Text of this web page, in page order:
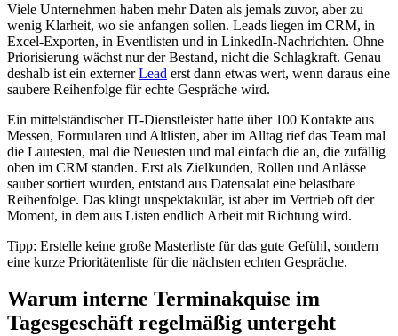
Viele Unternehmen haben mehr Daten als jemals zuvor, aber zu
wenig Klarheit, wo sie anfangen sollen. Leads liegen im CRM, in
Excel-Exporten, in Eventlisten und in LinkedIn-Nachrichten. Ohne
Priorisierung wächst nur der Bestand, nicht die Schlagkraft. Genau
deshalb ist ein externerLead erst dann etwas wert, wenn daraus eine
saubere Reihenfolge für echte Gespräche wird.
Ein mittelständischer IT-Dienstleister hatte über 100 Kontakte aus
Messen, Formularen und Altlisten, aber im Alltag rief das Team mal
die Lautesten, mal die Neuesten und mal einfach die an, die zufällig
oben im CRM standen. Erst als Zielkunden, Rollen und Anlässe
sauber sortiert wurden, entstand aus Datensalat eine belastbare
Reihenfolge. Das klingt unspektakulär, ist aber im Vertrieb oft der
Moment, in dem aus Listen endlich Arbeit mit Richtung wird.
Tipp: Erstelle keine große Masterliste für das gute Gefühl, sondern
eine kurze Prioritätenliste für die nächsten echten Gespräche.
Warum interne Terminakquise im
Tagesgeschäft regelmäßig untergeht